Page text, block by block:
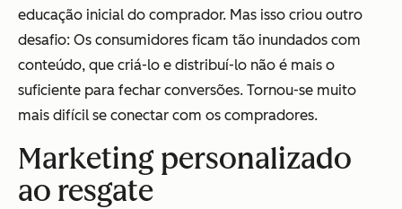
educação inicial do comprador. Mas isso criou outro
desafio: Os consumidores ficam tão inundados com
conteúdo, que criá-lo e distribuí-lo não é mais o
suficiente para fechar conversões. Tornou-se muito
mais difícil se conectar com os compradores.
Marketing personalizado
ao resgate